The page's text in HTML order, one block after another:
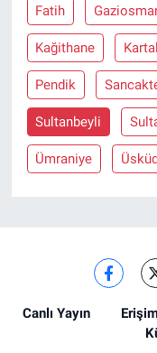
Fatih
Kağithane Kartal
Pendik
Sultanbeyli
Ümraniye
Canlı Yayın